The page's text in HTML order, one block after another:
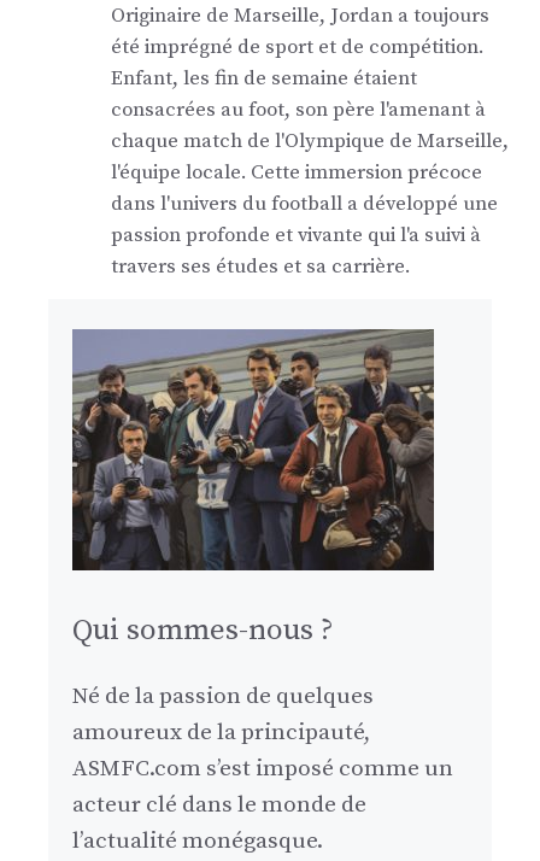
Originaire de Marseille, Jordan a toujours
été imprégné de sport et de compétition.
Enfant, les fin de semaine étaient
consacrées au foot, son père l'amenant à
chaque match de l'Olympique de Marseille,
l'équipe locale. Cette immersion précoce
dans l'univers du football a développé une
passion profonde et vivante qui l'a suivi à
travers ses études et sa carrière.
Qui sommes-nous ?
Né de la passion de quelques
amoureux de la principauté,
ASMFC.com s’est imposé comme un
acteur clé dans le monde de
l’actualité monégasque.